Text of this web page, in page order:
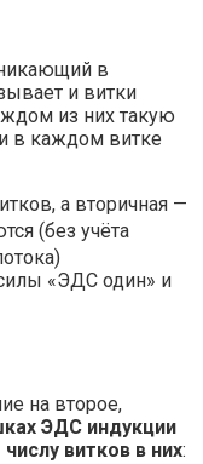
в
и витки
из них такую
в каждом витке
а вторичная —
(без учёта
«ЭДС один» и
на второе,
ЭДС индукции
витков в них: